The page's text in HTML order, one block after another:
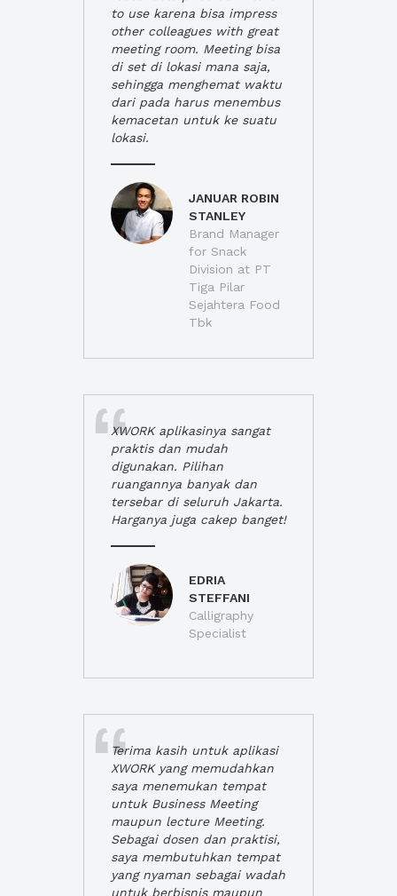
to use karena bisa impress
other colleagues with great
meeting room. Meeting bisa
di set di lokasi mana saja,
sehingga menghemat waktu
dari pada harus menembus
kemacetan untuk ke suatu
lokasi.
JANUAR ROBIN
STANLEY
Brand Manager
for Snack
Division at PT
Tiga Pilar
Sejahtera Food
Tbk
XWORK aplikasinya sangat
praktis dan mudah
digunakan. Pilihan
ruangannya banyak dan
tersebar di seluruh Jakarta.
Harganya juga cakep banget!
EDRIA
STEFFANI
Calligraphy
Specialist
Terima kasih untuk aplikasi
XWORK yang memudahkan
saya menemukan tempat
untuk Business Meeting
maupun lecture Meeting.
Sebagai dosen dan praktisi,
saya membutuhkan tempat
yang nyaman sebagai wadah
untuk berbisnis maupun